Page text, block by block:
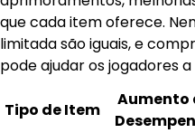
que cada item oferece.
limitada são iguais, e
pode ajudar os jogadores
Tipo de Item
Aumento